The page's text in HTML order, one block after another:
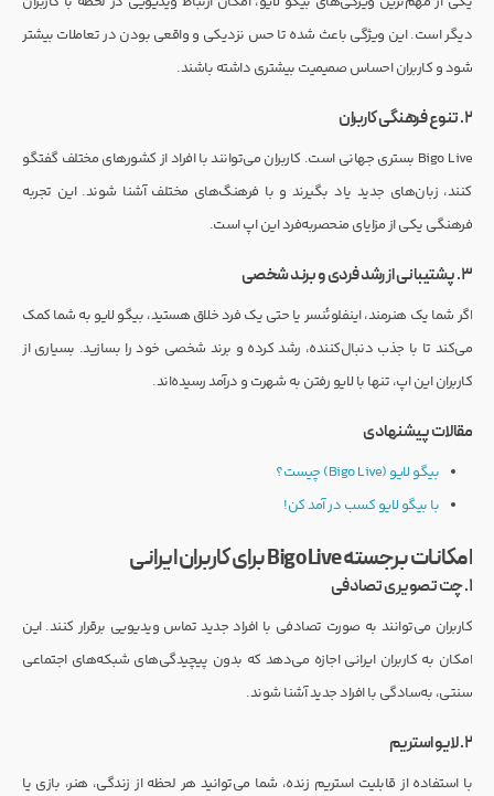
دیگر است. این ویژگی باعث شده تا حس نزدیکی و واقعی بودن در تعاملات بیشتر
شود و کاربران احساس صمیمیت بیشتری داشته باشند.
۲. تنوع فرهنگی کاربران
Bigo Live بستری جهانی است. کاربران می‌توانند با افراد از کشورهای مختلف گفتگو
کنند، زبان‌های جدید یاد بگیرند و با فرهنگ‌های مختلف آشنا شوند. این تجربه
فرهنگی یکی از مزایای منحصربه‌فرد این اپ است.
۳. پشتیبانی از رشد فردی و برند شخصی
اگر شما یک هنرمند، اینفلوئنسر یا حتی یک فرد خلاق هستید، بیگو لایو به شما کمک
می‌کند تا با جذب دنبال‌کننده، رشد کرده و برند شخصی خود را بسازید. بسیاری از
کاربران این اپ، تنها با لایو رفتن به شهرت و درآمد رسیده‌اند.
مقالات پیشنهادی
بیگو لایو (Bigo Live) چیست؟
با بیگو لایو کسب در آمد کن!
امکانات برجسته Bigo Live برای کاربران ایرانی
۱. چت تصویری تصادفی
کاربران می‌توانند به صورت تصادفی با افراد جدید تماس ویدیویی برقرار کنند. این
امکان به کاربران ایرانی اجازه می‌دهد که بدون پیچیدگی‌های شبکه‌های اجتماعی
سنتی، به‌سادگی با افراد جدید آشنا شوند.
۲. لایو استریم
با استفاده از قابلیت استریم زنده، شما می‌توانید هر لحظه از زندگی، هنر، بازی یا